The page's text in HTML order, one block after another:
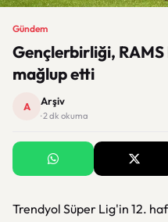
Gündem
Gençlerbirliği,
mağlup etti
A Arşiv
· 2 dk okuma
Trendyol Süper Lig'in 12.